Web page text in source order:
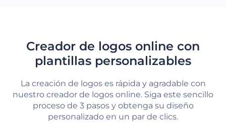
Creador de logos online con
plantillas personalizables
La creación de logos es rápida y agradable con
nuestro creador de logos online. Siga este sencillo
proceso de 3 pasos y obtenga su diseño
personalizado en un par de clics.